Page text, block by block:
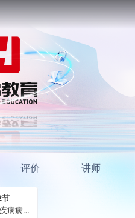
评价 讲师
节
呼吸系统疾病病人常见症状体征的护理